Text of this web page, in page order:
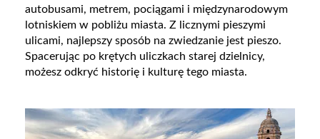
autobusami, metrem, pociągami i międzynarodowym
lotniskiem w pobliżu miasta. Z licznymi pieszymi
ulicami, najlepszy sposób na zwiedzanie jest pieszo.
Spacerując po krętych uliczkach starej dzielnicy,
możesz odkryć historię i kulturę tego miasta.